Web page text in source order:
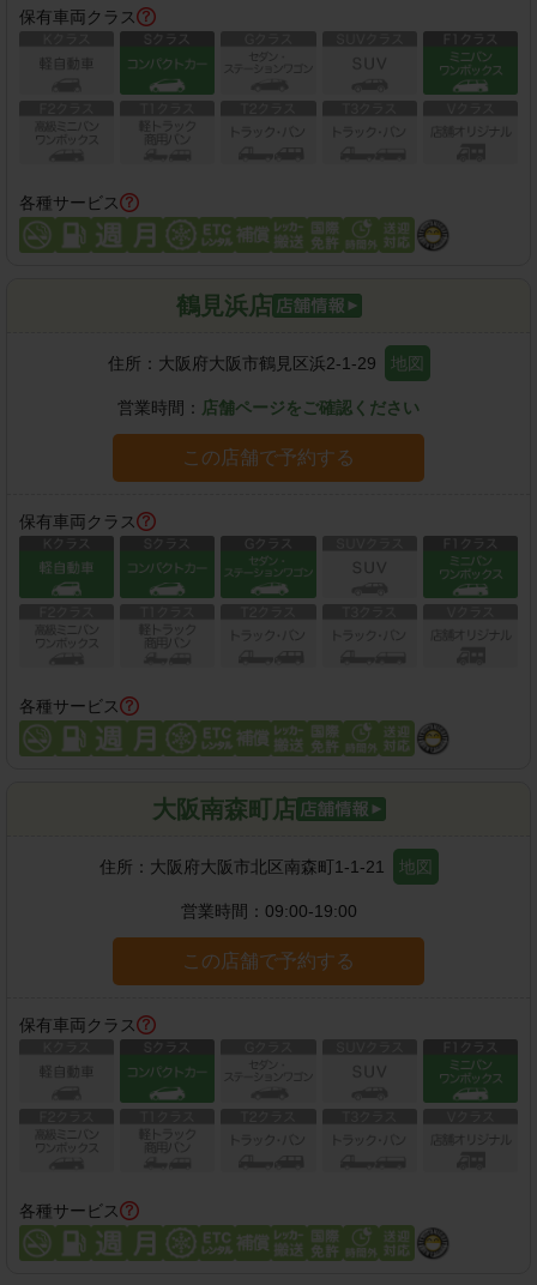
保有車両クラス
各種サービス
鶴見浜店
住所： 大阪府大阪市鶴見区浜2-1-29 地図
営業時間： 店舗ページをご確認ください
この店舗で予約する
保有車両クラス
各種サービス
大阪南森町店
住所： 大阪府大阪市北区南森町1-1-21 地図
営業時間： 09:00-19:00
この店舗で予約する
保有車両クラス
各種サービス